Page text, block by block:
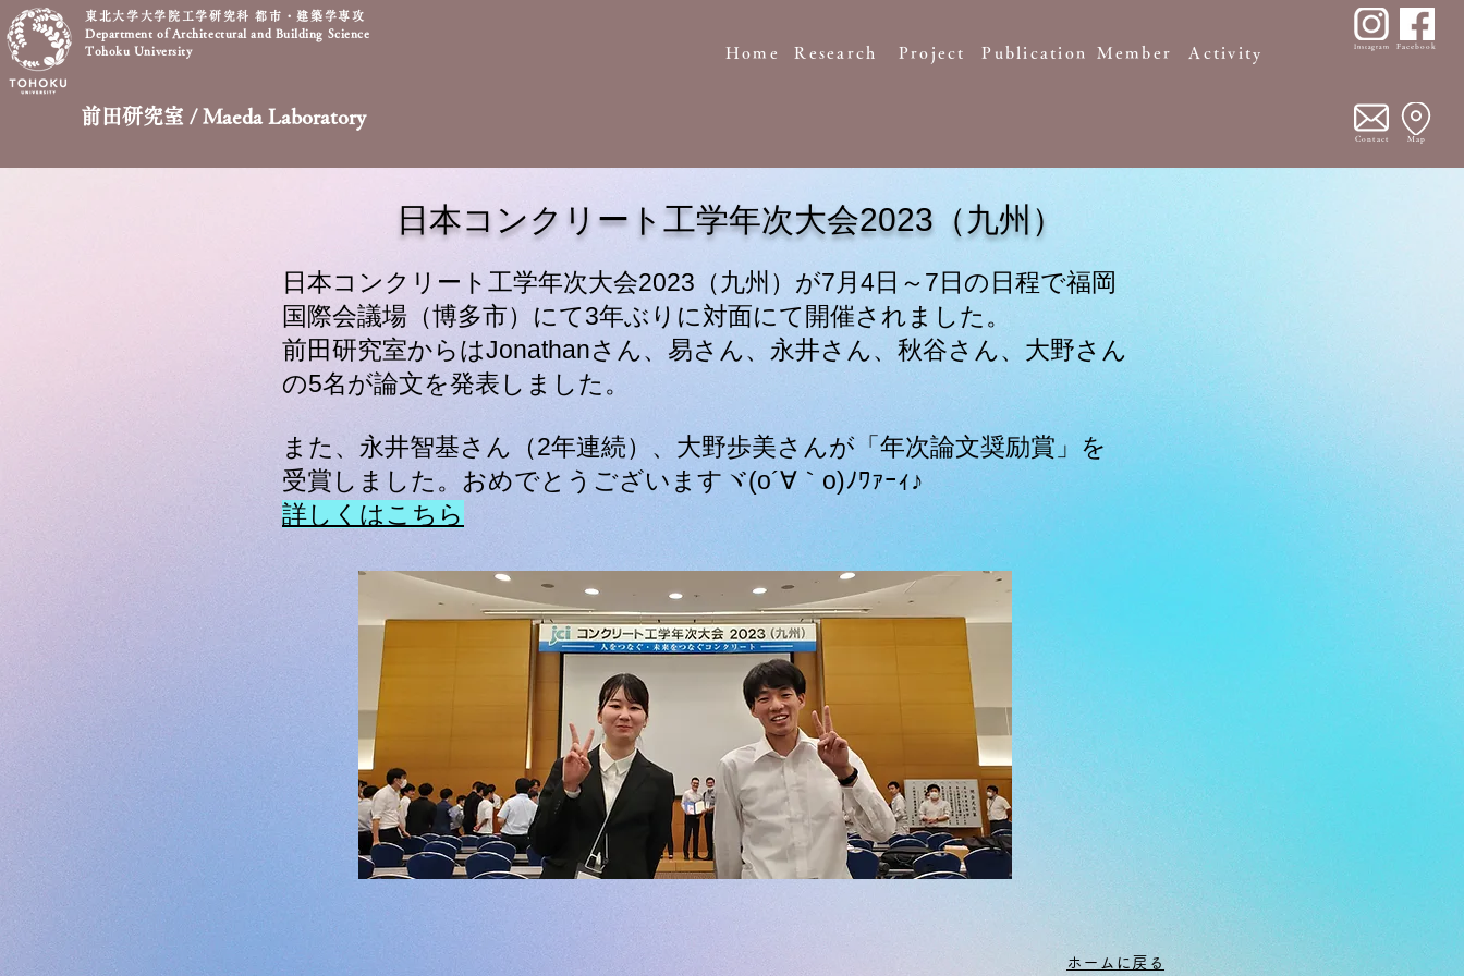
東北大学大学院工学研究科 都市・建築学専攻
Department of Architectural and Building Science
Tohoku University
前田研究室 / Maeda Laboratory
Home Research Project Publication Member Activity Instagram Facebook
Contact Map
​日本コンクリート工学年次大会2023（九州）
日本コンクリート工学年次大会2023（九州）が7月4日～7日の日程で福岡
国際会議場（博多市）にて3年ぶりに対面にて開催されました。
前田研究室からはJonathanさん、易さん、永井さん、秋谷さん、大野さん
の5名が論文を発表しました。
また、永井智基さん（2年連続）、大野歩美さんが「年次論文奨励賞」を
受賞しました。おめでとうございますヾ(o´∀｀o)ﾉﾜｧｰｨ♪
詳しくはこちら
ホームに戻る